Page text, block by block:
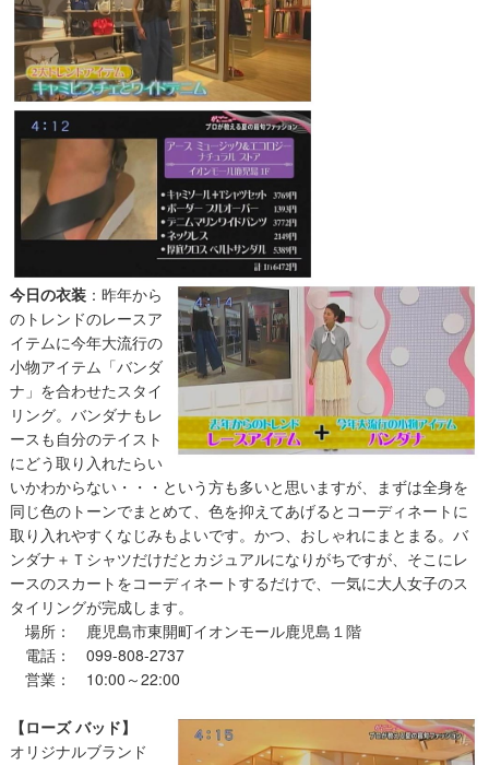
今日の衣装：昨年から
のトレンドのレースア
イテムに今年大流行の
小物アイテム「バンダ
ナ」を合わせたスタイ
リング。バンダナもレ
ースも自分のテイスト
にどう取り入れたらい
いかわからない・・・という方も多いと思いますが、まずは全身を
同じ色のトーンでまとめて、色を抑えてあげるとコーディネートに
取り入れやすくなじみもよいです。かつ、おしゃれにまとまる。バ
ンダナ＋Ｔシャツだけだとカジュアルになりがちですが、そこにレ
ースのスカートをコーディネートするだけで、一気に大人女子のス
タイリングが完成します。
場所： 鹿児島市東開町イオンモール鹿児島１階
電話： 099-808-2737
営業： 10:00～22:00
【ローズ バッド】
オリジナルブランド